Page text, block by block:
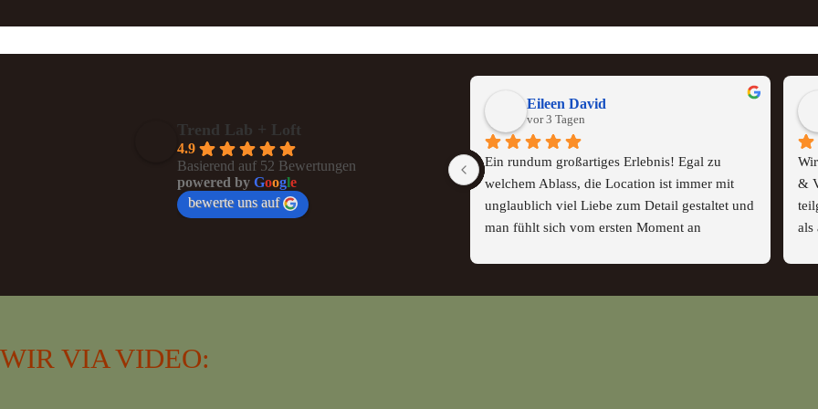
Trend Lab + Loft
4.9
Basierend auf 52 Bewertungen
powered byGoogle
bewerte uns auf
Eileen David
vor 3 Tagen
Ein rundum großartiges Erlebnis! Egal zu
welchem Ablass, die Location ist immer mit
unglaublich viel Liebe zum Detail gestaltet und
man fühlt sich vom ersten Moment an
Und was Guido in der Küche zaubert, ist
&
als
WIR VIA VIDEO: